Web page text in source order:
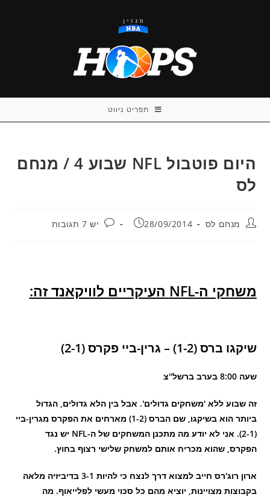
תפריט ניווט
היום פוטבול NFL שבוע 4 / מנחם
לס
מחבר:מנחם לס פורסם:
28/09/2014 תגובות:
יש 7 תגובות
משחקי ה-NFL העיקריים לוויקאנד זה:
שיקגו ברס (1-2) – גרין-ביי פקרס (2-1)
שעה 8:00 בערב ברשל"צ
זה שבוע ללא 'משחקים גדולים'. אבל בין הלא גדולים, הגדול
ביותר הוא בשיקגו, שם הברס (1-2) מארחים את הפקרס מגרין-ביי
(2-1). אני לא יודע מה מתכנן המשחקים של ה-NFL יש נגד
הפקרס, שהוא מכריח אותם למשחק שלישי רצוף בחוץ.
ארון רוג'רס חייב למצוא דרך לנצח כי להיות 3-1 בדיביזיה מלאה
בקבוצות מצויינות, יוציא מהם כל סכוי מעשי לפלייאוף. מה